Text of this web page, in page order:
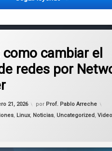
Debian – ¡Sin escribir comandos!
como cambiar el
redes por
21, 2026
Actualizado el febrero 21, 2026
por Prof. Pablo Arreche
, Linux, Noticias, Uncategorized,
en Mageia: como cambiar el